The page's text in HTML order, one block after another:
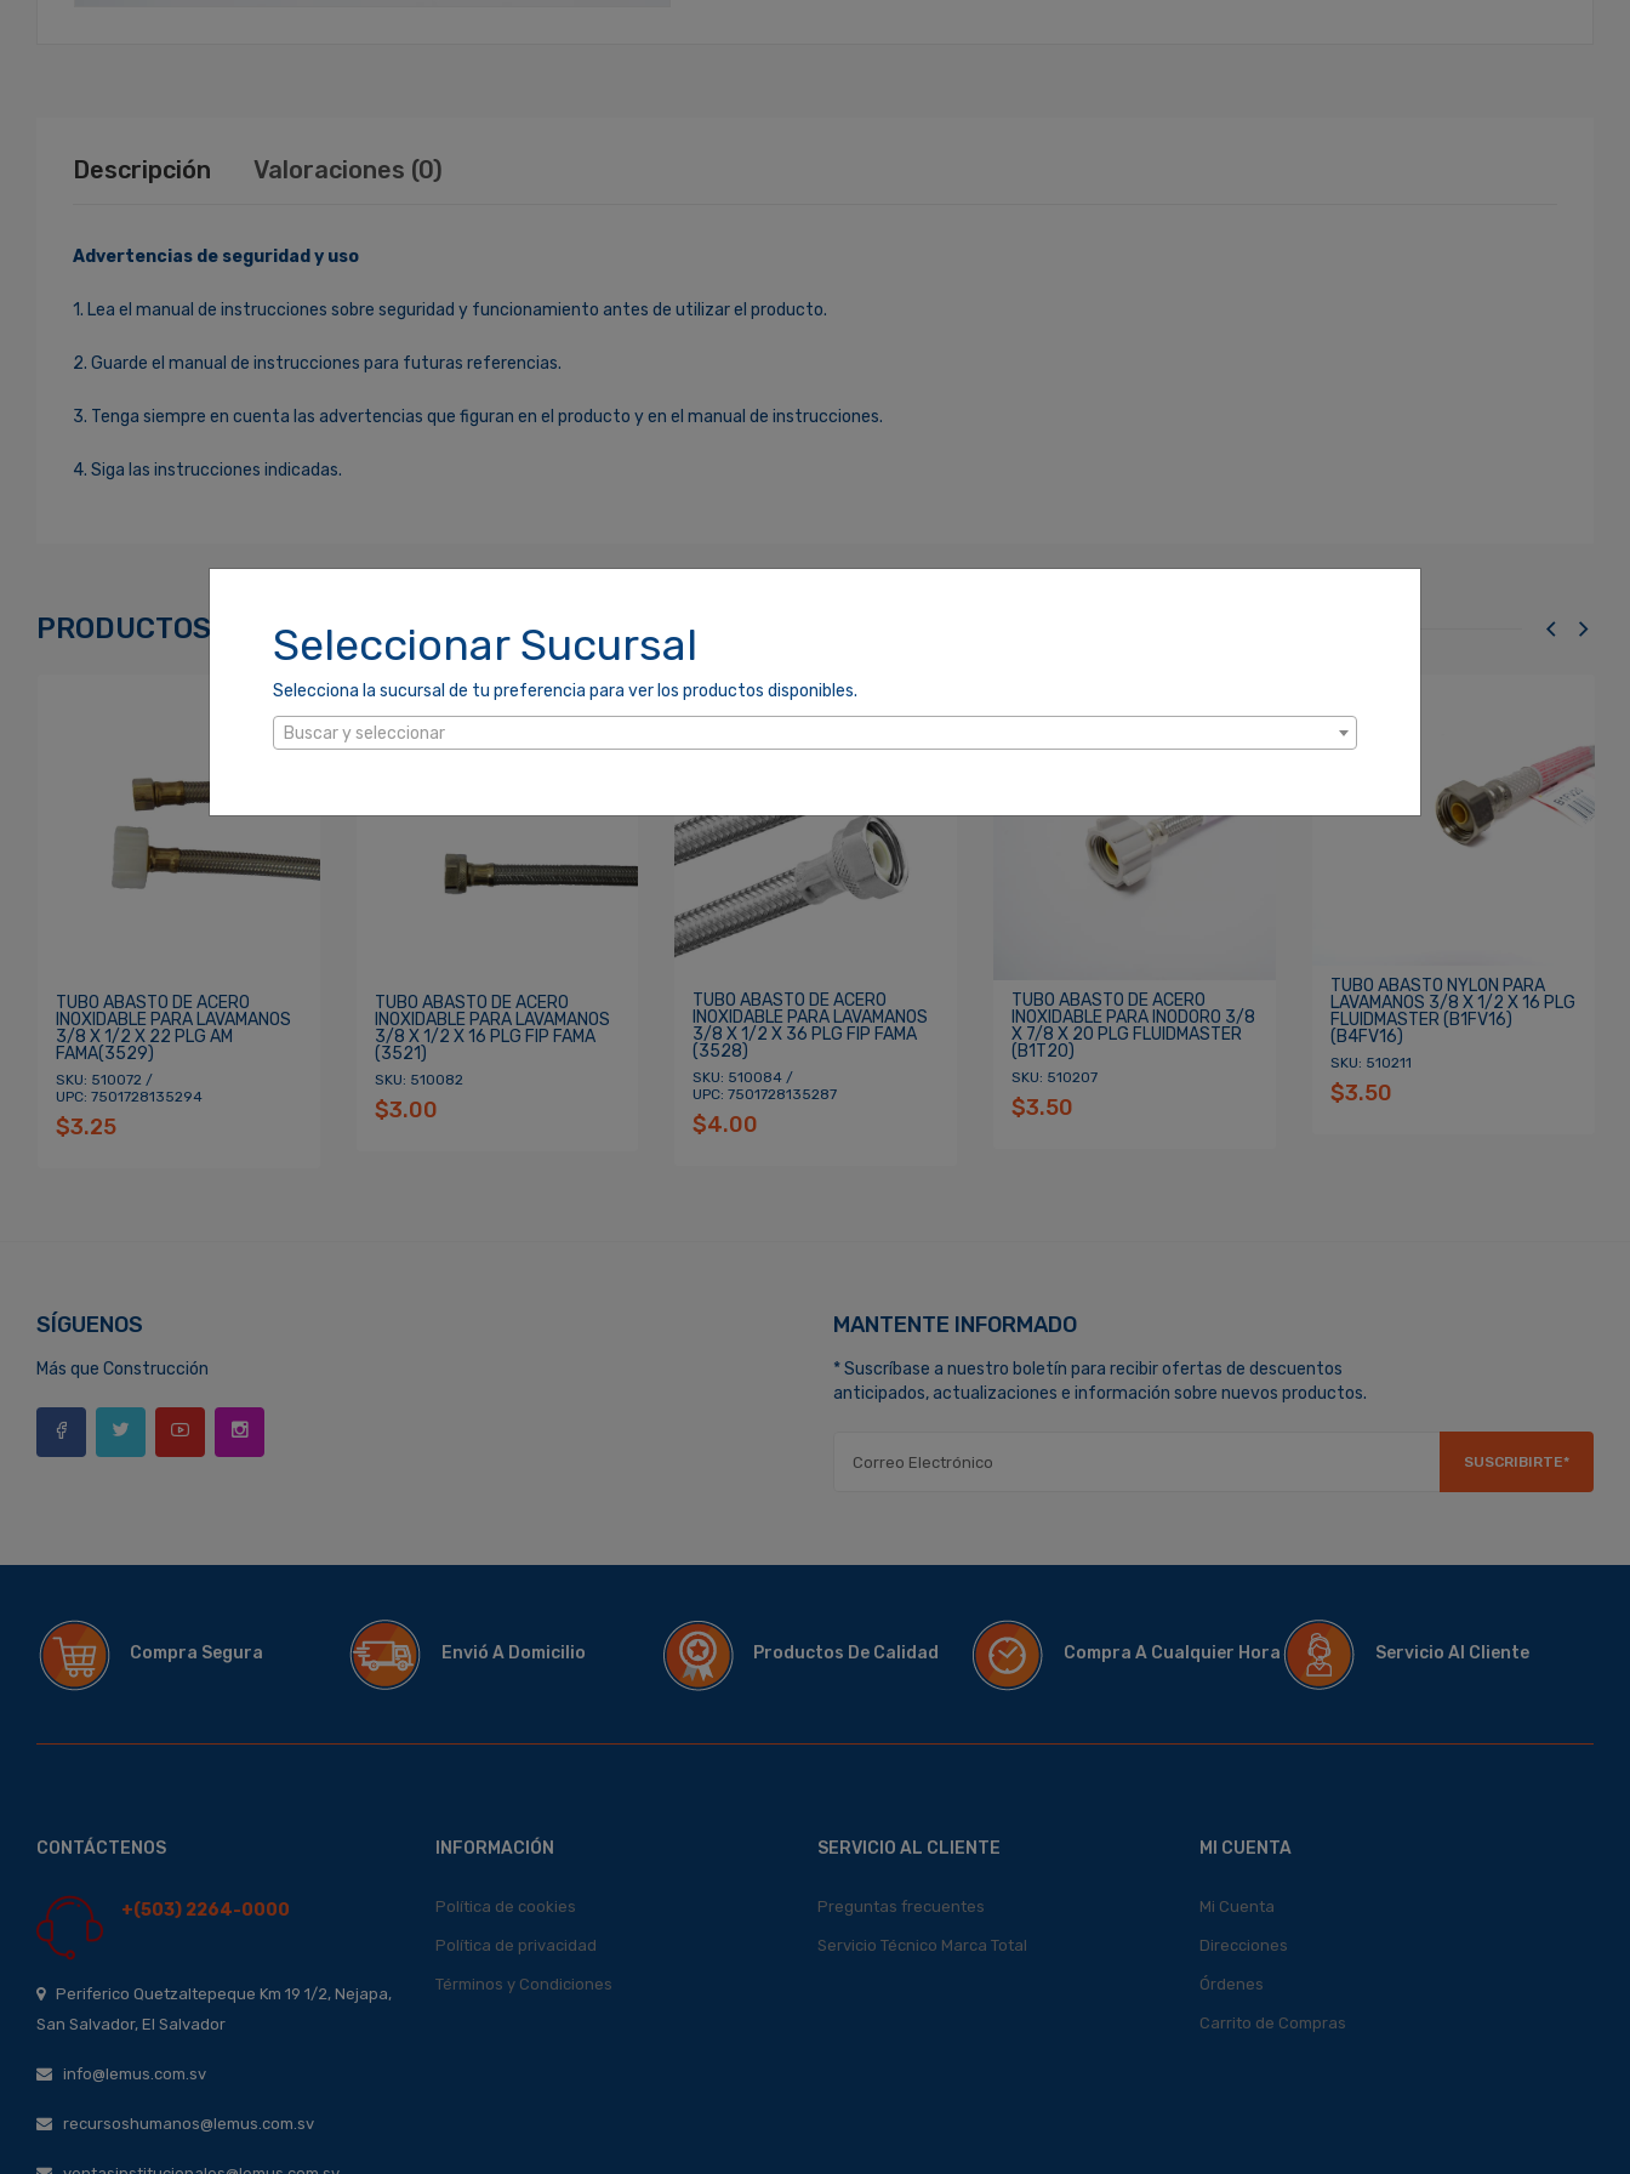
Seleccionar Sucursal
Selecciona la sucursal de tu preferencia para ver los productos disponibles.
Buscar y seleccionar
Descripción Valoraciones (0)
Advertencias de seguridad y uso
1. Lea el manual de instrucciones sobre seguridad y funcionamiento antes de utilizar el producto.
2. Guarde el manual de instrucciones para futuras referencias.
3. Tenga siempre en cuenta las advertencias que figuran en el producto y en el manual de instrucciones.
4. Siga las instrucciones indicadas.
¿Olvidaste tu Contraseña? ACCEDER
PRODUCTOS RELACIONADOS
TUBO ABASTO DE ACERO
INOXIDABLE PARA LAVAMANOS
3/8 X 1/2 X 22 PLG AM
FAMA(3529)
SKU: 510072 /
UPC: 7501728135294
$3.25
TUBO ABASTO DE ACERO
INOXIDABLE PARA LAVAMANOS
3/8 X 1/2 X 16 PLG FIP FAMA
(3521)
SKU: 510082
$3.00
TUBO ABASTO DE ACERO
INOXIDABLE PARA LAVAMANOS
3/8 X 1/2 X 36 PLG FIP FAMA
(3528)
SKU: 510084 /
UPC: 7501728135287
$4.00
TUBO ABASTO DE ACERO
INOXIDABLE PARA INODORO 3/8
X 7/8 X 20 PLG FLUIDMASTER
(B1T20)
SKU: 510207
$3.50
TUBO ABASTO NYLON PARA
LAVAMANOS 3/8 X 1/2 X 16 PLG
FLUIDMASTER (B1FV16)
(B4FV16)
SKU: 510211
$3.50
SÍGUENOS
Más que Construcción
MANTENTE INFORMADO
* Suscríbase a nuestro boletín para recibir ofertas de descuentos
anticipados, actualizaciones e información sobre nuevos productos.
SUSCRIBIRTE*
Compra Segura Envió A Domicilio Productos De Calidad Compra A Cualquier Hora Servicio Al Cliente
CONTÁCTENOS
+(503) 2264-0000
Periferico Quetzaltepeque Km 19 1/2, Nejapa,
San Salvador, El Salvador
info@lemus.com.sv
recursoshumanos@lemus.com.sv
INFORMACIÓN
Política de cookies
Política de privacidad
Términos y Condiciones
SERVICIO AL CLIENTE
Preguntas frecuentes
Servicio Técnico Marca Total
MI CUENTA
Mi Cuenta
Direcciones
Órdenes
Carrito de Compras